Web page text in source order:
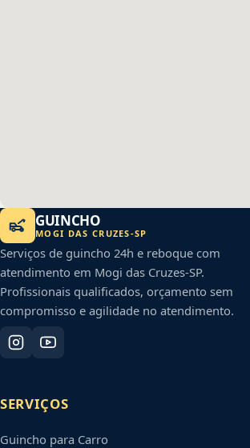
GUINCHO
MOGI DAS CRUZES-SP
Serviços de guincho 24h e reboque com
atendimento em Mogi das Cruzes-SP.
Profissionais qualificados, orçamento sem
compromisso e agilidade no atendimento.
SERVIÇOS
Guincho para Carro